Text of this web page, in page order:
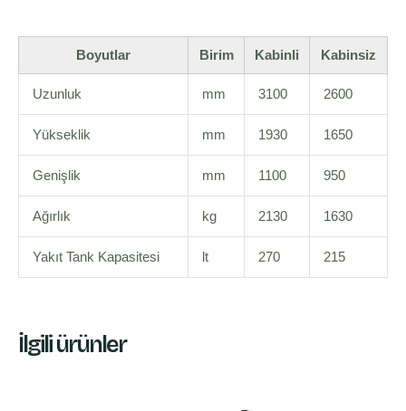
Boyutlar Birim Kabinli Kabinsiz
Uzunluk mm 3100 2600
Yükseklik mm 1930 1650
Genişlik mm 1100 950
Ağırlık kg 2130 1630
Yakıt Tank Kapasitesi lt 270 215
İlgili ürünler